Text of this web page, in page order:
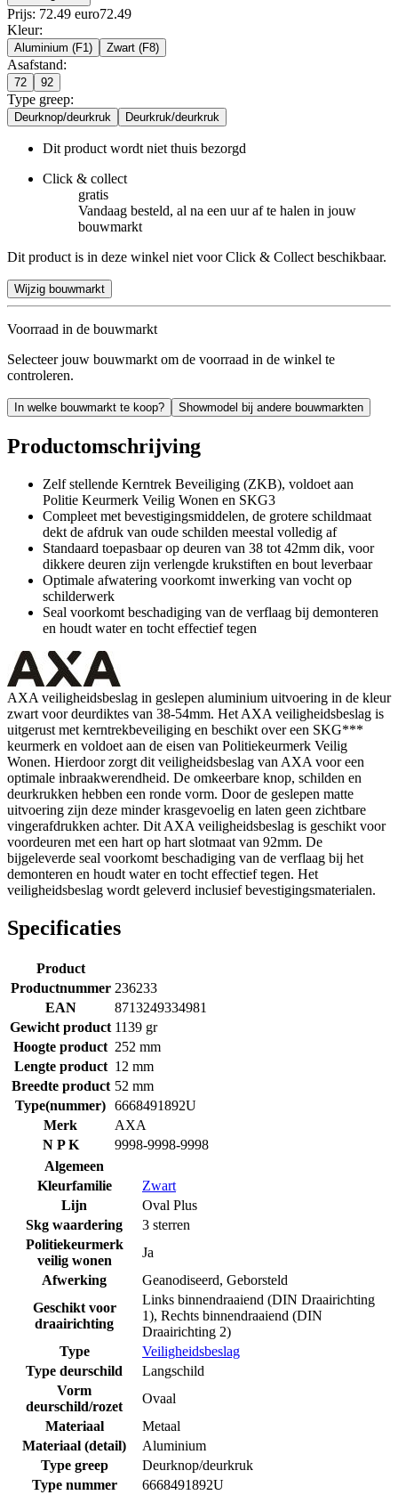
Prijs: 72.49 euro72.49
Kleur:
Aluminium (F1) Zwart (F8)
Asafstand:
72 92
Type greep:
Deurknop/deurkruk Deurkruk/deurkruk
Dit product wordt niet thuis bezorgd
Click & collect
gratis
Vandaag besteld, al na een uur af te halen in jouw
bouwmarkt
Dit product is in deze winkel niet voor Click & Collect beschikbaar.
Wijzig bouwmarkt
Voorraad in de bouwmarkt
Selecteer jouw bouwmarkt om de voorraad in de winkel te
controleren.
In welke bouwmarkt te koop? Showmodel bij andere bouwmarkten
Productomschrijving
Zelf stellende Kerntrek Beveiliging (ZKB), voldoet aan
Politie Keurmerk Veilig Wonen en SKG3
Compleet met bevestigingsmiddelen, de grotere schildmaat
dekt de afdruk van oude schilden meestal volledig af
Standaard toepasbaar op deuren van 38 tot 42mm dik, voor
dikkere deuren zijn verlengde krukstiften en bout leverbaar
Optimale afwatering voorkomt inwerking van vocht op
schilderwerk
Seal voorkomt beschadiging van de verflaag bij demonteren
en houdt water en tocht effectief tegen
AXA veiligheidsbeslag in geslepen aluminium uitvoering in de kleur
zwart voor deurdiktes van 38-54mm. Het AXA veiligheidsbeslag is
uitgerust met kerntrekbeveiliging en beschikt over een SKG***
keurmerk en voldoet aan de eisen van Politiekeurmerk Veilig
Wonen. Hierdoor zorgt dit veiligheidsbeslag van AXA voor een
optimale inbraakwerendheid. De omkeerbare knop, schilden en
deurkrukken hebben een ronde vorm. Door de geslepen matte
uitvoering zijn deze minder krasgevoelig en laten geen zichtbare
vingerafdrukken achter. Dit AXA veiligheidsbeslag is geschikt voor
voordeuren met een hart op hart slotmaat van 92mm. De
bijgeleverde seal voorkomt beschadiging van de verflaag bij het
demonteren en houdt water en tocht effectief tegen. Het
veiligheidsbeslag wordt geleverd inclusief bevestigingsmaterialen.
Specificaties
Product
Productnummer 236233
EAN
8713249334981
Gewicht product 1139 gr
Hoogte product 252 mm
Lengte product 12 mm
Breedte product 52 mm
Type(nummer) 6668491892U
Merk
AXA
N P K
9998-9998-9998
Algemeen
Kleurfamilie
Zwart
Lijn
Oval Plus
Skg waardering
3 sterren
Politiekeurmerk
veilig wonen
Ja
Afwerking
Geanodiseerd, Geborsteld
Geschikt voor
draairichting
Links binnendraaiend (DIN Draairichting
1), Rechts binnendraaiend (DIN
Draairichting 2)
Type
Veiligheidsbeslag
Type deurschild
Langschild
Vorm
deurschild/rozet
Ovaal
Materiaal
Metaal
Materiaal (detail)
Aluminium
Type greep
Deurknop/deurkruk
Type nummer
6668491892U